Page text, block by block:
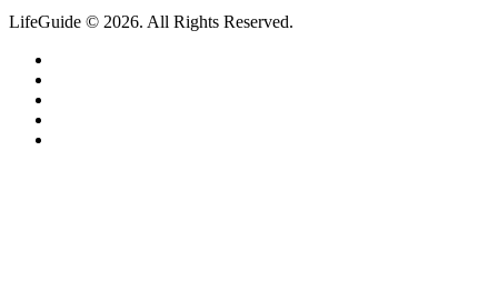
LifeGuide © 2026. All Rights Reserved.